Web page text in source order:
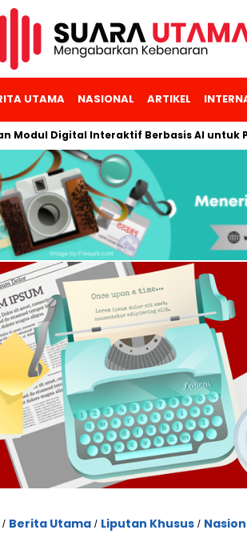
UTAMA NASIONAL ARTIKEL
Digital Interaktif Berbasis AI untuk
/ Berita Utama / Liputan Khusus /